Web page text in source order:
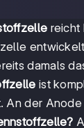
reicht
damals
ist
An der